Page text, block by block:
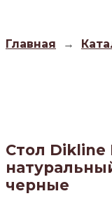
Главная →
Стол Dikline
черные